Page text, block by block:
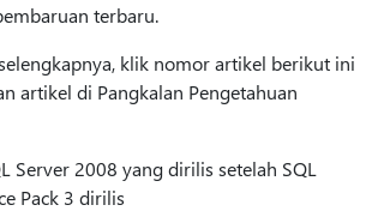
terbaru.
klik nomor artikel berikut ini
artikel di Pangkalan Pengetahuan
Server 2008 yang dirilis setelah SQL
Pack 3 dirilis